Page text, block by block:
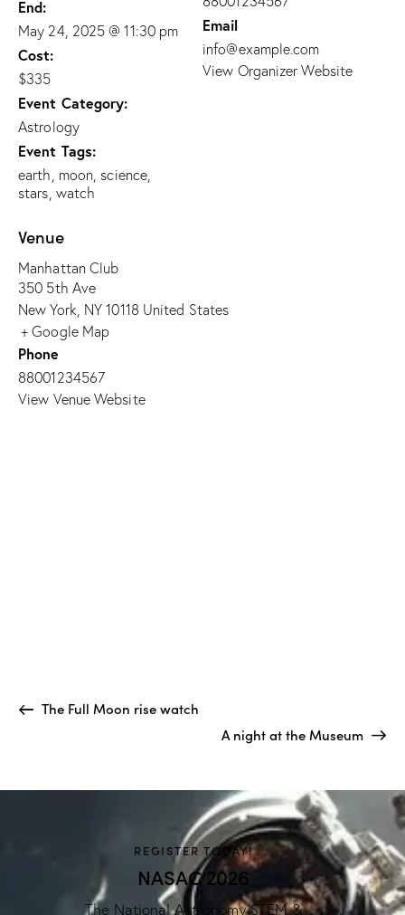
End:
May 24, 2025 @ 11:30 pm
Cost:
$335
Event Category:
Astrology
Event Tags:
earth moon ,science
stars watch
Email
info@example.com
View Organizer Website
Venue
Manhattan Club
350 5th Ave
New York NY 10118 United States
+ Google Map
Phone
88001234567
View Venue Website
The Full Moon rise watch
A night at the Museum
REGISTER TODAY!
NASAC 2026
The National Astronomy STEM &